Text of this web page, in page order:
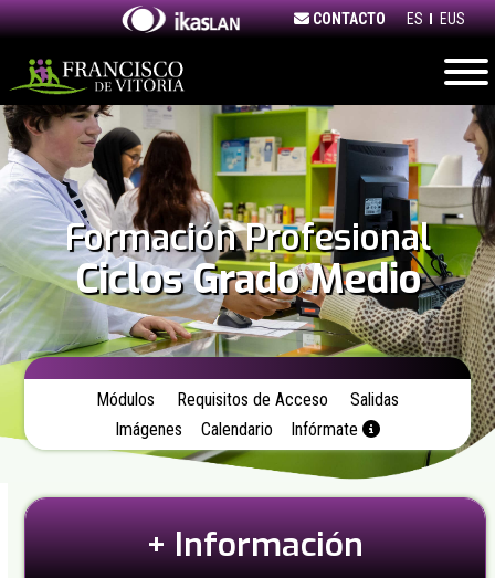
Skip
to
content
CONTACTO ES EUS
Formación Profesional
Ciclos Grado Medio
Módulos Requisitos de Acceso
Salidas
Imágenes
Calendario Infórmate
+ Información